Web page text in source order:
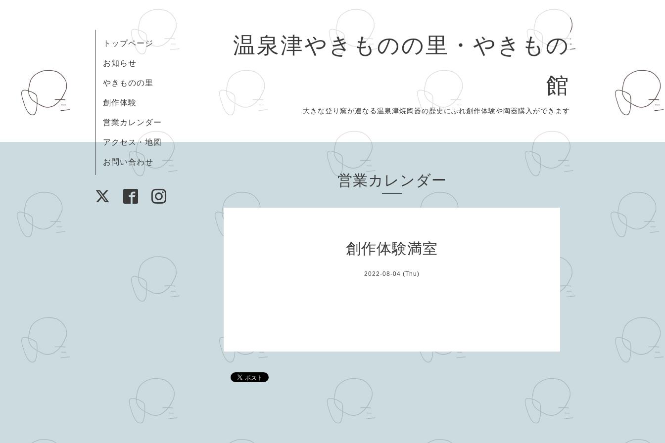
温泉津やきものの里・やきもの
館
大きな登り窯が連なる温泉津焼陶器の歴史にふれ創作体験や陶器購入ができます
トップページ
お知らせ
やきものの里
創作体験
営業カレンダー
アクセス・地図
お問い合わせ
営業カレンダー
創作体験満室
2022-08-04 (Thu)